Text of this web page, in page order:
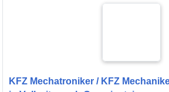
KFZ Mechatroniker / KFZ